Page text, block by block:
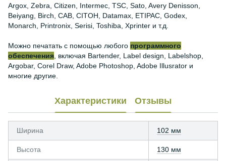
Argox, Zebra, Citizen, Intermec, TSC, Sato, Avery Denisson,
Beiyang, Birch, CAB, CITOH, Datamax, ETIPAC, Godex,
Monarch, Printronix, Serisi, Toshiba, Xprinter и т.д.
Можно печатать с помощью любого программного
обеспечения , включая Bartender, Label design, Labelshop,
Argobar, Corel Draw, Adobe Photoshop, Adobe Illusrator и
многие другие.
Характеристики Отзывы
Ширина 102 мм
Высота 130 мм